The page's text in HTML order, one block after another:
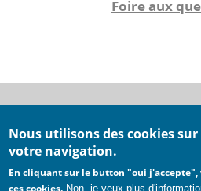
Foire aux
Conditions
Conditions
Mentions
Nous utilisons des cookies
votre navigation.
En cliquant sur le button "oui j'accepte",
ces cookies. Non, je veux plus